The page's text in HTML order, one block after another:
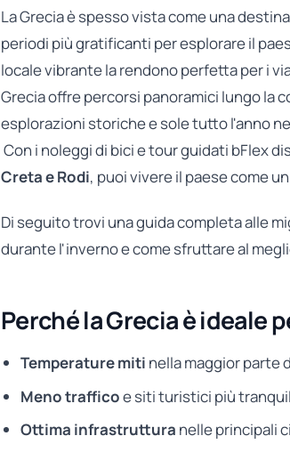
La Grecia è spesso vista come una
periodi più gratificanti per esplorare il
locale vibrante la rendono perfetta per i
Grecia offre percorsi panoramici lungo la
esplorazioni storiche e sole tutto l'anno
Con i noleggi di bici e tour guidati bFlex
Creta e Rodi, puoi vivere il paese come
Di seguito trovi una guida completa alle
durante l'inverno e come sfruttare al
Perché la Grecia è ideale
Temperature miti nella maggior parte
Meno trafficoe siti turistici più
Ottima infrastruttura nelle principali